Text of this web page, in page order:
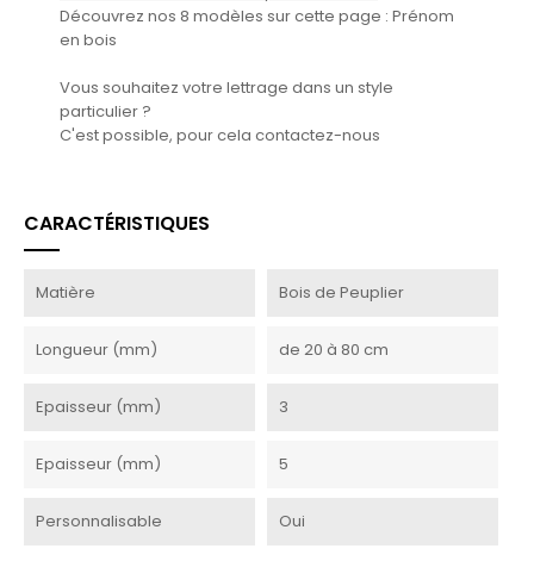
Découvrez nos 8 modèles sur cette page : Prénom
en bois
Vous souhaitez votre lettrage dans un style
particulier ?
C'est possible, pour cela contactez-nous
CARACTÉRISTIQUES
Matière Bois de Peuplier
Longueur (mm) de 20 à 80 cm
Epaisseur (mm) 3
Epaisseur (mm) 5
Personnalisable Oui